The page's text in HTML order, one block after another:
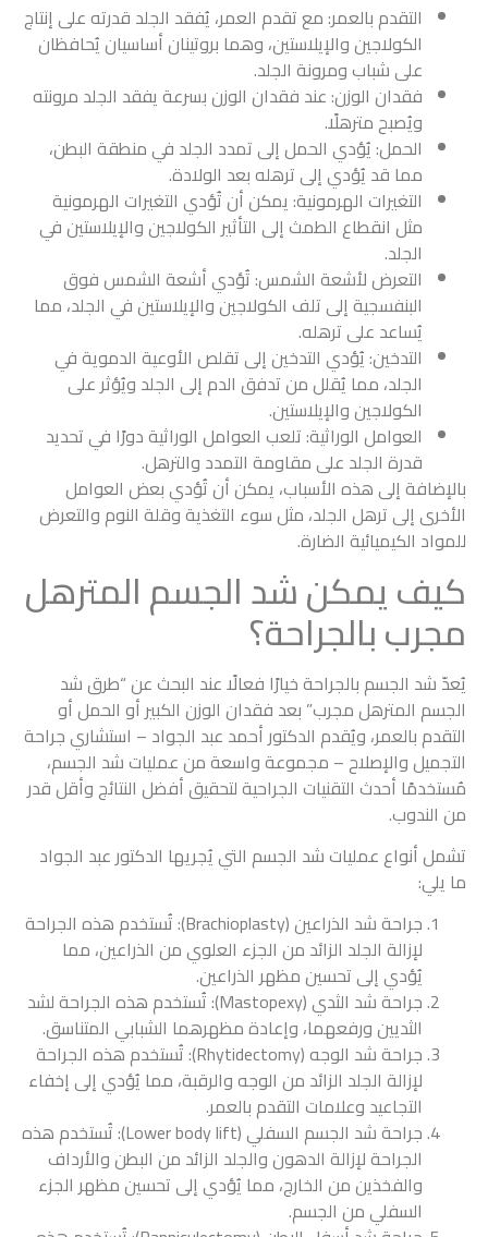
التقدم بالعمر: مع تقدم العمر، يُفقد الجلد قدرته على إنتاج
الكولاجين والإيلاستين، وهما بروتينان أساسيان يُحافظان
على شباب ومرونة الجلد.
فقدان الوزن: عند فقدان الوزن بسرعة يفقد الجلد مرونته
ويُصبح مترهلًا.
الحمل: يُؤدي الحمل إلى تمدد الجلد في منطقة البطن،
مما قد يُؤدي إلى ترهله بعد الولادة.
التغيرات الهرمونية: يمكن أن تُؤدي التغيرات الهرمونية
مثل انقطاع الطمث إلى التأثير الكولاجين والإيلاستين في
الجلد.
التعرض لأشعة الشمس: تُؤدي أشعة الشمس فوق
البنفسجية إلى تلف الكولاجين والإيلاستين في الجلد، مما
يُساعد على ترهله.
التدخين: يُؤدي التدخين إلى تقلص الأوعية الدموية في
الجلد، مما يُقلل من تدفق الدم إلى الجلد ويُؤثر على
الكولاجين والإيلاستين.
العوامل الوراثية: تلعب العوامل الوراثية دورًا في تحديد
قدرة الجلد على مقاومة التمدد والترهل.
بالإضافة إلى هذه الأسباب، يمكن أن تُؤدي بعض العوامل
الأخرى إلى ترهل الجلد، مثل سوء التغذية وقلة النوم والتعرض
للمواد الكيميائية الضارة.
كيف يمكن شد الجسم المترهل
مجرب بالجراحة؟
يُعدّ شد الجسم بالجراحة خيارًا فعالًا عند البحث عن “طرق شد
الجسم المترهل مجرب” بعد فقدان الوزن الكبير أو الحمل أو
التقدم بالعمر، ويُقدم الدكتور أحمد عبد الجواد – استشاري جراحة
التجميل والإصلاح – مجموعة واسعة من عمليات شد الجسم،
مُستخدمًا أحدث التقنيات الجراحية لتحقيق أفضل النتائج وأقل قدر
من الندوب.
تشمل أنواع عمليات شد الجسم التي يُجريها الدكتور عبد الجواد
ما يلي:
جراحة شد الذراعين (Brachioplasty): تُستخدم هذه الجراحة
لإزالة الجلد الزائد من الجزء العلوي من الذراعين، مما
يُؤدي إلى تحسين مظهر الذراعين.
جراحة شد الثدي (Mastopexy): تُستخدم هذه الجراحة لشد
الثديين ورفعهما، وإعادة مظهرهما الشبابي المتناسق.
جراحة شد الوجه (Rhytidectomy): تُستخدم هذه الجراحة
لإزالة الجلد الزائد من الوجه والرقبة، مما يُؤدي إلى إخفاء
التجاعيد وعلامات التقدم بالعمر.
جراحة شد الجسم السفلي (Lower body lift): تُستخدم هذه
الجراحة لإزالة الدهون والجلد الزائد من البطن والأرداف
والفخذين من الخارج، مما يُؤدي إلى تحسين مظهر الجزء
السفلي من الجسم.